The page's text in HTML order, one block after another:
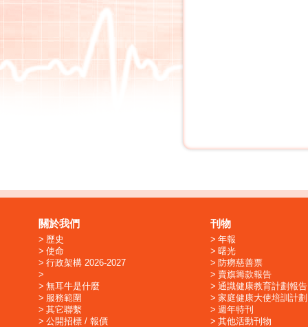
關於我們
歷史
使命
行政架構 2026-2027
無耳牛是什麼
服務範圍
其它聯繫
公開招標 / 報價
刊物
年報
曙光
防癆慈善票
賣旗籌款報告
通識健康教育計劃報告
家庭健康大使培訓計劃
週年特刊
其他活動刊物